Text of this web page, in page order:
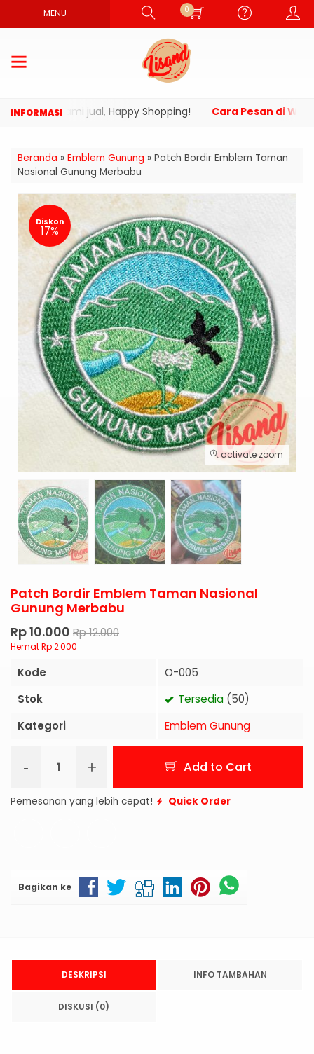
MENU 0
yang kami jual, Happy Shopping! Cara Pesan di
Beranda » Emblem Gunung » Patch Bordir Emblem Taman
Nasional Gunung Merbabu
activate zoom
Diskon
17%
Patch Bordir Emblem Taman Nasional
Gunung Merbabu
Rp 10.000 Rp 12.000
Hemat Rp 2.000
Kode
O-005
Stok
Tersedia (50)
Kategori
Emblem Gunung
- + Add to Cart
Pemesanan yang lebih cepat! Quick Order
Bagikan ke
DESKRIPSI INFO TAMBAHAN
DISKUSI (0)